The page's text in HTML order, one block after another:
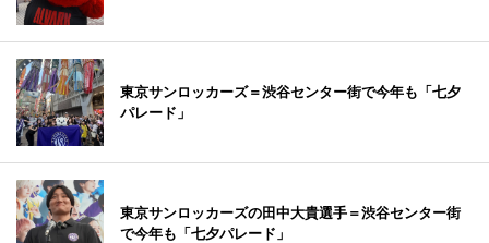
東京サンロッカーズ＝渋谷センター街で今年も「七夕
パレード」
東京サンロッカーズの田中大貴選手＝渋谷センター街
で今年も「七夕パレード」